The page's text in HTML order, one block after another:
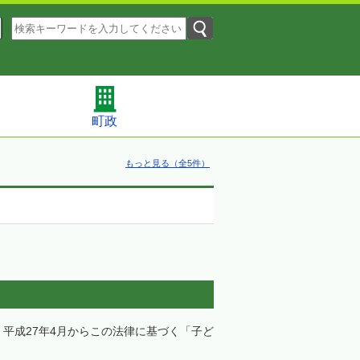
町政
もっと見る（全5件）
成27年4月からこの法律に基づく「子ど